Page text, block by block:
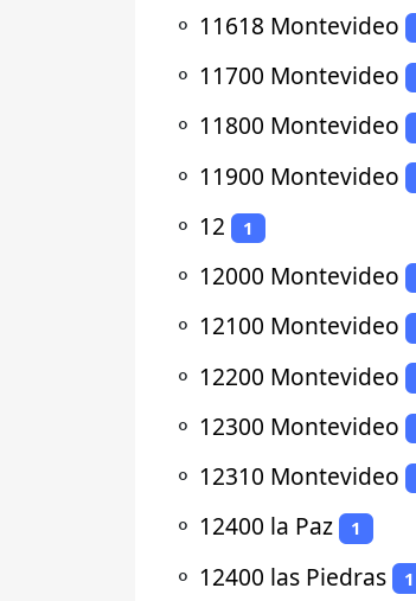
⚬ 11618 Montevideo
⚬ 11700 Montevideo
⚬ 11800 Montevideo
⚬ 11900 Montevideo
⚬ 12 1
⚬ 12000 Montevideo
⚬ 12100 Montevideo
⚬ 12200 Montevideo
⚬ 12300 Montevideo
⚬ 12310 Montevideo
⚬ 12400 la Paz 1
⚬ 12400 las Piedras 1